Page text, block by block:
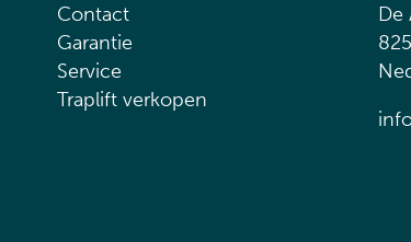
Contact
Garantie
Service
Traplift verkopen
De